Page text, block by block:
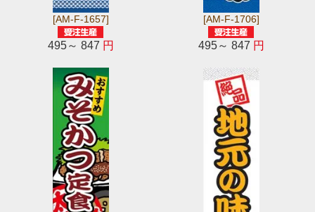
[AM-F-1657]
495～ 847 円
[AM-F-1706]
495～ 847 円